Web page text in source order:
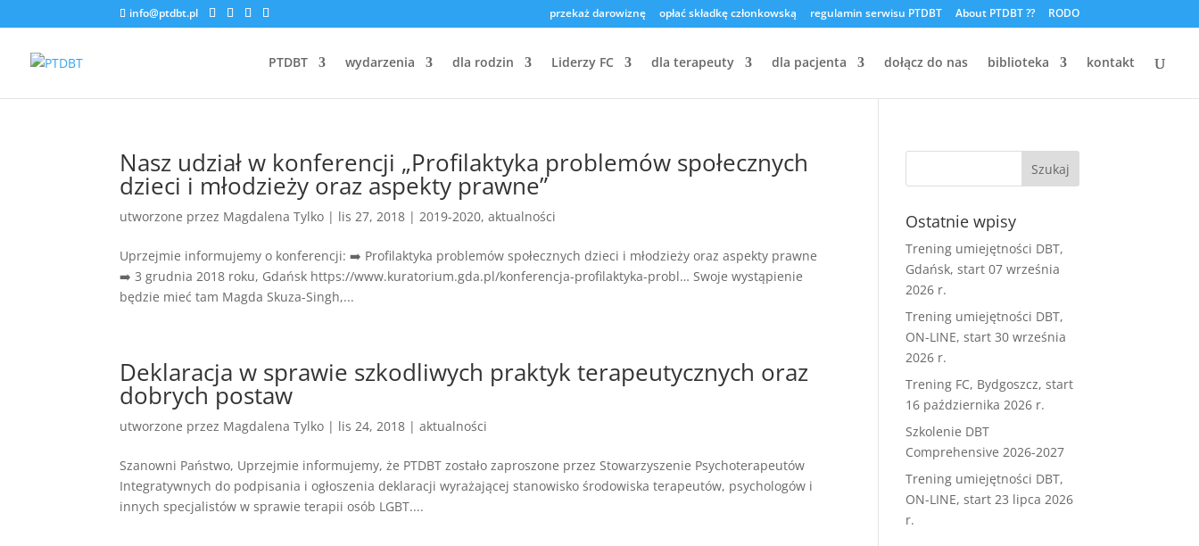
info@ptdbt.pl przekaż darowiznę opłać składkę członkowską regulamin serwisu PTDBT About PTDBT ?? RODO
PTDBT wydarzenia dla rodzin Liderzy FC dla terapeuty dla pacjenta dołącz do nas biblioteka kontakt
Nasz udział w konferencji „Profilaktyka problemów społecznych
dzieci i młodzieży oraz aspekty prawne”
utworzone przez Magdalena Tylko | lis 27, 2018 |2019-2020,aktualności
Uprzejmie informujemy o konferencji: ➡️ Profilaktyka problemów społecznych dzieci i młodzieży oraz aspekty prawne
➡️ 3 grudnia 2018 roku, Gdańsk https://www.kuratorium.gda.pl/konferencja-profilaktyka-probl… Swoje wystąpienie
będzie mieć tam Magda Skuza-Singh,...
Deklaracja w sprawie szkodliwych praktyk terapeutycznych oraz
dobrych postaw
utworzone przez Magdalena Tylko | lis 24, 2018 |aktualności
Szanowni Państwo, Uprzejmie informujemy, że PTDBT zostało zaproszone przez Stowarzyszenie Psychoterapeutów
Integratywnych do podpisania i ogłoszenia deklaracji wyrażającej stanowisko środowiska terapeutów, psychologów i
innych specjalistów w sprawie terapii osób LGBT....
Ostatnie wpisy
Trening umiejętności DBT,
Gdańsk, start 07 września
2026 r.
Trening umiejętności DBT,
ON-LINE, start 30 września
2026 r.
Trening FC, Bydgoszcz, start
16 października 2026 r.
Szkolenie DBT
Comprehensive 2026-2027
Trening umiejętności DBT,
ON-LINE, start 23 lipca 2026
r.